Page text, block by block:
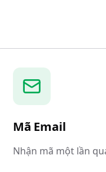
Mã Email
Nhận mã một lần